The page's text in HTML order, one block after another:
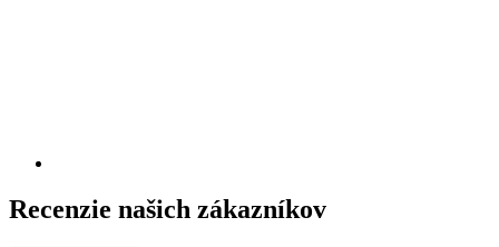
Recenzie našich zákazníkov